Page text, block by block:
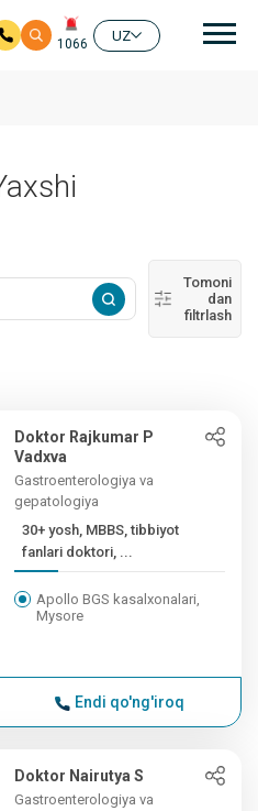
1066
UZ
Tomoni
dan
filtrlash
Doktor Rajkumar P
Vadxva
Gastroenterologiya va
gepatologiya
30+ yosh, MBBS, tibbiyot
fanlari doktori, ...
Apollo BGS kasalxonalari,
Mysore
Endi qo'ng'iroq
Doktor Nairutya S
Gastroenterologiya va